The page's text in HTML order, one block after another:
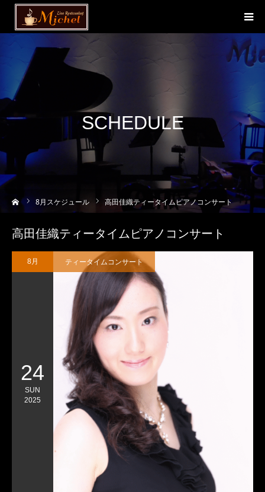
SCHEDULE
8月スケジュール 高田佳織ティータイムピアノコンサート
高田佳織ティータイムピアノコンサート
8月
24
SUN
2025
ティータイムコンサート